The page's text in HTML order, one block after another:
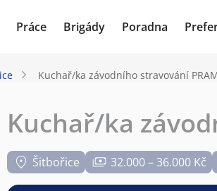
Práce Brigády Poradna
Kuchař/ka závodního stravování
Kuchař/ka
Šitbořice 32.000 – 36.000 Kč